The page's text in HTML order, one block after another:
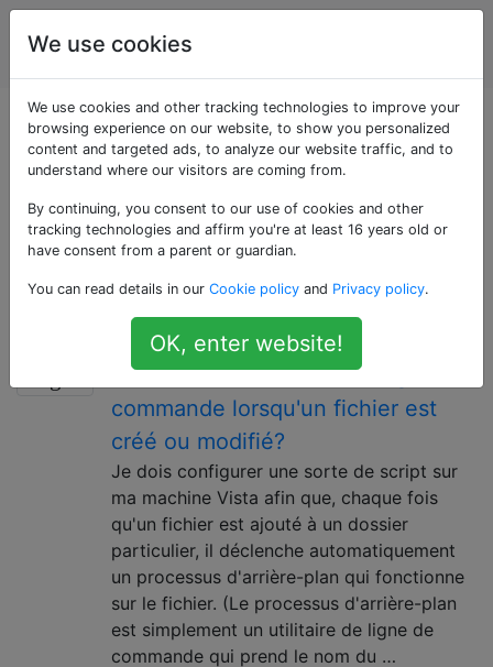
Utilisateurs
d'ordinateur
Questions marquées
«automation»
Faire fonctionner un processus en tout ou en partie
processus démarré.
Comment surveiller un dossier et
déclencher une action de ligne de
commande lorsqu'un fichier est
créé ou modifié?
Je dois configurer une sorte de script sur
ma machine Vista afin que, chaque fois
qu'un fichier est ajouté à un dossier
particulier, il déclenche automatiquement
un processus d'arrière-plan qui fonctionne
sur le fichier. (Le processus d'arrière-plan
est simplement un utilitaire de ligne de
commande qui prend le nom du …
We use cookies
We use cookies and other tracking technologies to improve your
browsing experience on our website, to show you personalized
content and targeted ads, to analyze our website traffic, and to
understand where our visitors are coming from.
By continuing, you consent to our use of cookies and other
tracking technologies and affirm you're at least 16 years old or
have consent from a parent or guardian.
You can read details in our Cookie policy and Privacy policy.
OK, enter website!